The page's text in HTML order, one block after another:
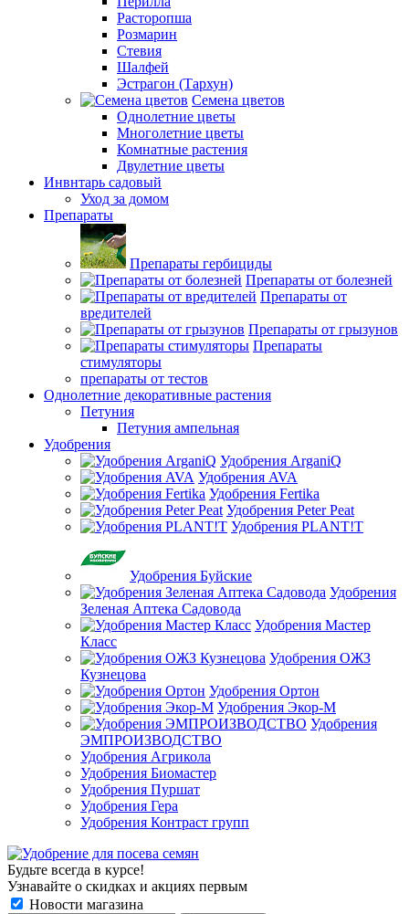
Расторопша
Розмарин
Стевия
Шалфей
Эстрагон (Тархун)
Семена цветов
Однолетние цветы
Многолетние цветы
Комнатные растения
Двулетние цветы
Инвнтарь садовый
Уход за домом
Препараты
Препараты гербициды
Препараты от болезней
Препараты от
вредителей
Препараты от грызунов
Препараты
стимуляторы
препараты от тестов
Однолетние декоративные растения
Петуния
Петуния ампельная
Удобрения
Удобрения ArganiQ
Удобрения AVA
Удобрения Fertika
Удобрения Peter Peat
Удобрения PLANT!T
Удобрения Буйские
Удобрения
Зеленая Аптека Садовода
Удобрения Мастер
Класс
Удобрения ОЖЗ
Кузнецова
Удобрения Ортон
Удобрения Экор-М
Удобрения
ЭМПРОИЗВОДСТВО
Удобрения Агрикола
Удобрения Биомастер
Удобрения Пуршат
Удобрения Гера
Удобрения Контраст групп
Будьте всегда в курсе!
Узнавайте о скидках и акциях первым
Новости магазина